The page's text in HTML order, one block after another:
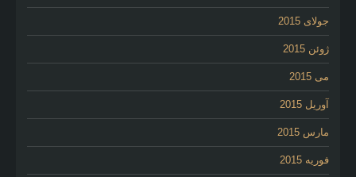
جولای 2015
ژوئن 2015
می 2015
آوریل 2015
مارس 2015
فوریه 2015